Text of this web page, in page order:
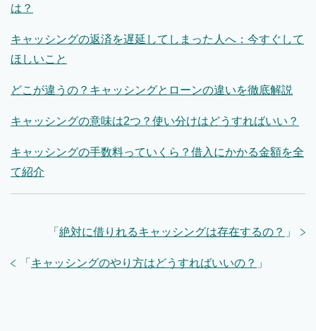
は？
キャッシングの返済を遅延してしまった人へ：今すぐして
ほしいこと
どこが違うの？キャッシングとローンの違いを徹底解説
キャッシングの意味は2つ？使い分けはどうすればいい？
キャッシングの手数料っていくら？借入にかかる金額を全
て紹介
「 絶対に借りれるキャッシングは存在するの？ 」
「 キャッシングのやり方はどうすればいいの？ 」